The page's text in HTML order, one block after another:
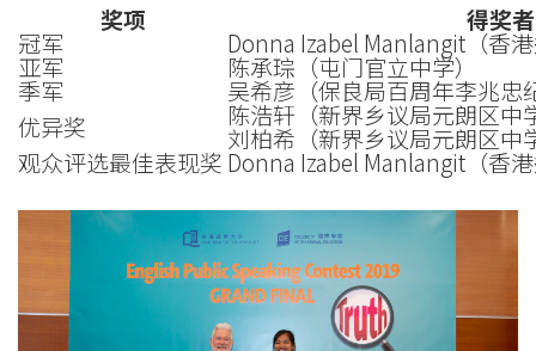
奖项 得奖
冠军 Donna Izabel Manlangit（香
亚军 陈承琮（屯门官立中学）
季军
吴希彦（保良局百周年李兆忠
优异奖
陈浩轩（新界乡议局元朗区中
刘柏希（新界乡议局元朗区中
观众评选最佳表现奖 Donna Izabel Manlangit（香